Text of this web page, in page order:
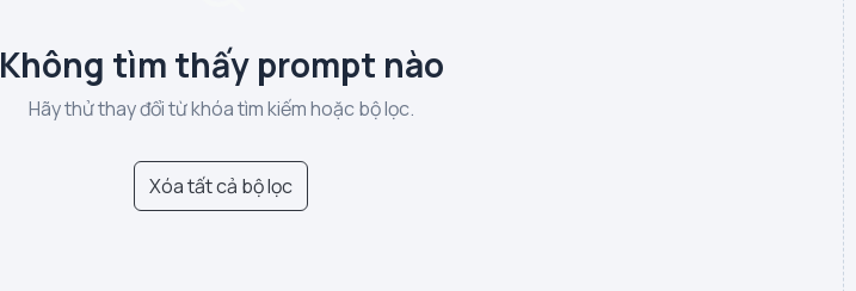
Không tìm thấy prompt nào
Hãy thử thay đổi từ khóa tìm kiếm hoặc bộ lọc.
Xóa tất cả bộ lọc